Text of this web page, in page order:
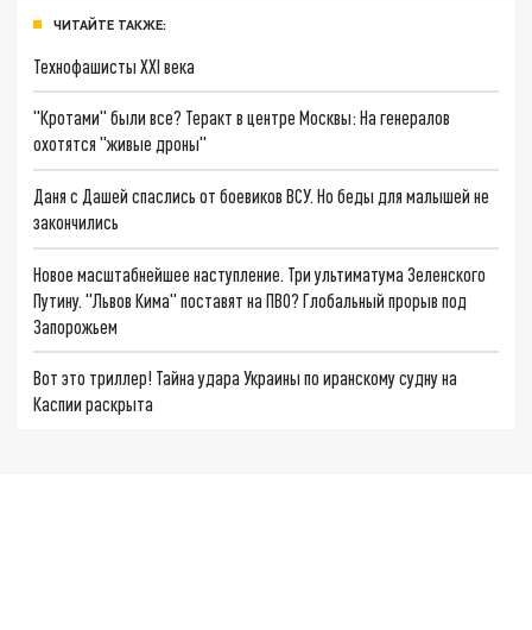
ЧИТАЙТЕ ТАКЖЕ:
Технофашисты XXI века
"Кротами" были все? Теракт в центре Москвы: На генералов
охотятся "живые дроны"
Даня с Дашей спаслись от боевиков ВСУ. Но беды для малышей не
закончились
Новое масштабнейшее наступление. Три ультиматума Зеленского
Путину. "Львов Кима" поставят на ПВО? Глобальный прорыв под
Запорожьем
Вот это триллер! Тайна удара Украины по иранскому судну на
Каспии раскрыта